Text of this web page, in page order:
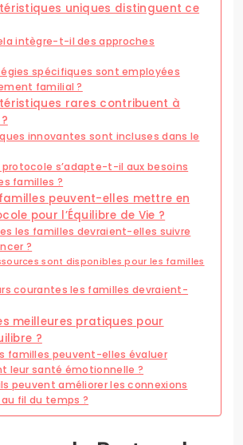
uniques distinguent ce
intègre-t-il des approches
spécifiques sont employées
familial ?
rares contribuent à
innovantes sont incluses dans le
s’adapte-t-il aux besoins
familles ?
peuvent-elles mettre en
pour l’Équilibre de Vie ?
les familles devraient-elles suivre
?
sont disponibles pour les familles
courantes les familles devraient-
meilleures pratiques pour
?
familles peuvent-elles évaluer
leur santé émotionnelle ?
peuvent améliorer les connexions
fil du temps ?